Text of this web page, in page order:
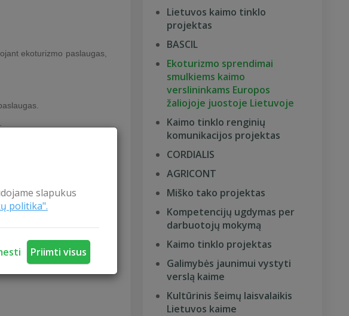
slapukus
politika".
Priimti visus
ekoturizmo paslaugas,
visiems prieinama
turizmo regioną.
ir rajonas, Palanga bei
Lietuvos kaimo tinklo
projektas
BASCIL
Ekoturizmo sprendimai
smulkiems kaimo
verslininkams Europos
žaliojoje juostoje Lietuvoje
Kaimo tinklo renginių
komunikacijos projektas
CORDIALIS
AGRICONT
Miško tako projektas
Kompetencijų ugdymas per
darbuotojų mokymą
Kaimo tinklo projektas
Galimybės jaunimui vystyti
verslą kaime
Kultūrinis šeimų laisvalaikis
Lietuvos kaime